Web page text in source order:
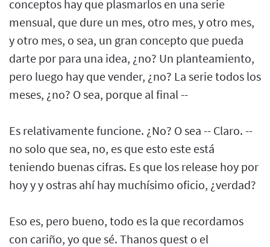
conceptos hay que plasmarlos en una serie
mensual, que dure un mes, otro mes, y otro mes,
y otro mes, o sea, un gran concepto que pueda
darte por para una idea, ¿no? Un planteamiento,
pero luego hay que vender, ¿no? La serie todos los
meses, ¿no? O sea, porque al final --
Es relativamente funcione. ¿No? O sea -- Claro. --
no solo que sea, no, es que esto este está
teniendo buenas cifras. Es que los release hoy por
hoy y y ostras ahí hay muchísimo oficio, ¿verdad?
Eso es, pero bueno, todo es la que recordamos
con cariño, yo que sé. Thanos quest o el